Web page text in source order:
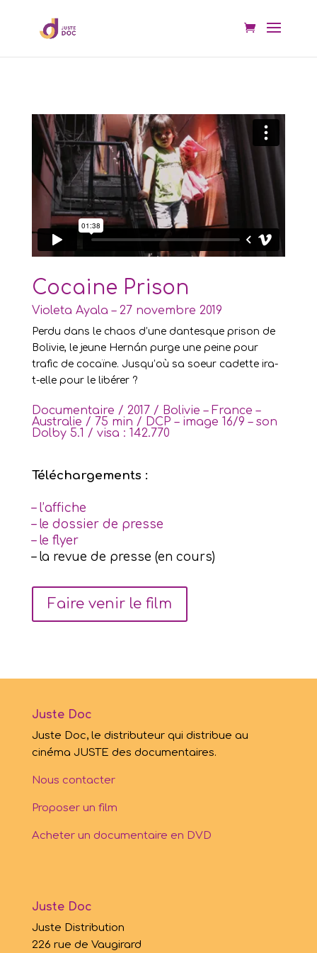
Cocaine Prison
Violeta Ayala – 27 novembre 2019
Perdu dans le chaos d’une dantesque prison de
Bolivie, le jeune Hernán purge une peine pour
trafic de cocaïne. Jusqu’où sa soeur cadette ira-
t-elle pour le libérer ?
Documentaire / 2017 / Bolivie – France –
Australie / 75 min / DCP – image 16/9 – son
Dolby 5.1 / visa : 142.770
Téléchargements :
– l’affiche
– le dossier de presse
– le flyer
– la revue de presse (en cours)
Faire venir le film
Juste Doc
Juste Doc, le distributeur qui distribue au
cinéma JUSTE des documentaires.
Nous contacter
Proposer un film
Acheter un documentaire en DVD
Juste Doc
Juste Distribution
226 rue de Vaugirard